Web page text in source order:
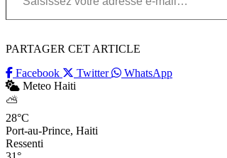
PARTAGER CET ARTICLE
Facebook
Twitter
WhatsApp
Meteo Haiti
⛅
28°C
Port-au-Prince, Haiti
Ressenti